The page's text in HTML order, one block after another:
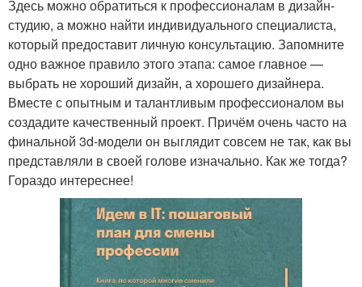
Здесь можно обратиться к профессионалам в дизайн-
студию, а можно найти индивидуального специалиста,
который предоставит личную консультацию. Запомните
одно важное правило этого этапа: самое главное —
выбрать не хороший дизайн, а хорошего дизайнера.
Вместе с опытным и талантливым профессионалом вы
создадите качественный проект. Причём очень часто на
финальной 3d-модели он выглядит совсем не так, как вы
представляли в своей голове изначально. Как же тогда?
Гораздо интереснее!